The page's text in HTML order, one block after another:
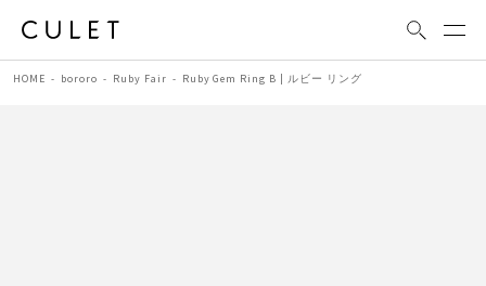
HOME bororo Ruby Fair Ruby Gem Ring B | ルビー リング